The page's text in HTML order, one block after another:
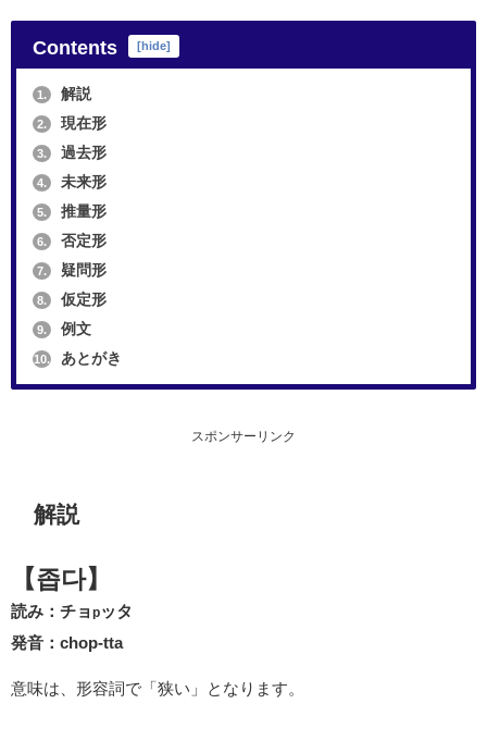
Contents [hide]
1. 解説
2. 現在形
3. 過去形
4. 未来形
5. 推量形
6. 否定形
7. 疑問形
8. 仮定形
9. 例文
10. あとがき
スポンサーリンク
解説
【좁다】
読み：チョ pッタ
発音：chop-tta
意味は、形容詞で「狭い」となります。